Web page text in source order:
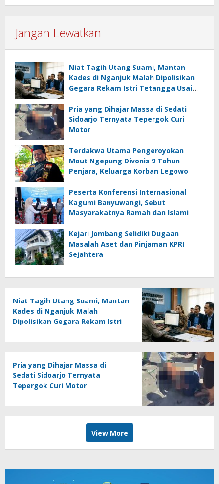
Jangan Lewatkan
Niat Tagih Utang Suami, Mantan
Kades di Nganjuk Malah Dipolisikan
Gegara Rekam Istri Tetangga Usai
Pria yang Dihajar Massa di Sedati
Sidoarjo Ternyata Tepergok Curi
Motor
Terdakwa Utama Pengeroyokan
Maut Ngepung Divonis 9 Tahun
Penjara, Keluarga Korban Legowo
Peserta Konferensi Internasional
Kagumi Banyuwangi, Sebut
Masyarakatnya Ramah dan Islami
Kejari Jombang Selidiki Dugaan
Masalah Aset dan Pinjaman KPRI
Sejahtera
Niat Tagih Utang Suami, Mantan
Kades di Nganjuk Malah
Dipolisikan Gegara Rekam Istri
Pria yang Dihajar Massa di
Sedati Sidoarjo Ternyata
Tepergok Curi Motor
View More